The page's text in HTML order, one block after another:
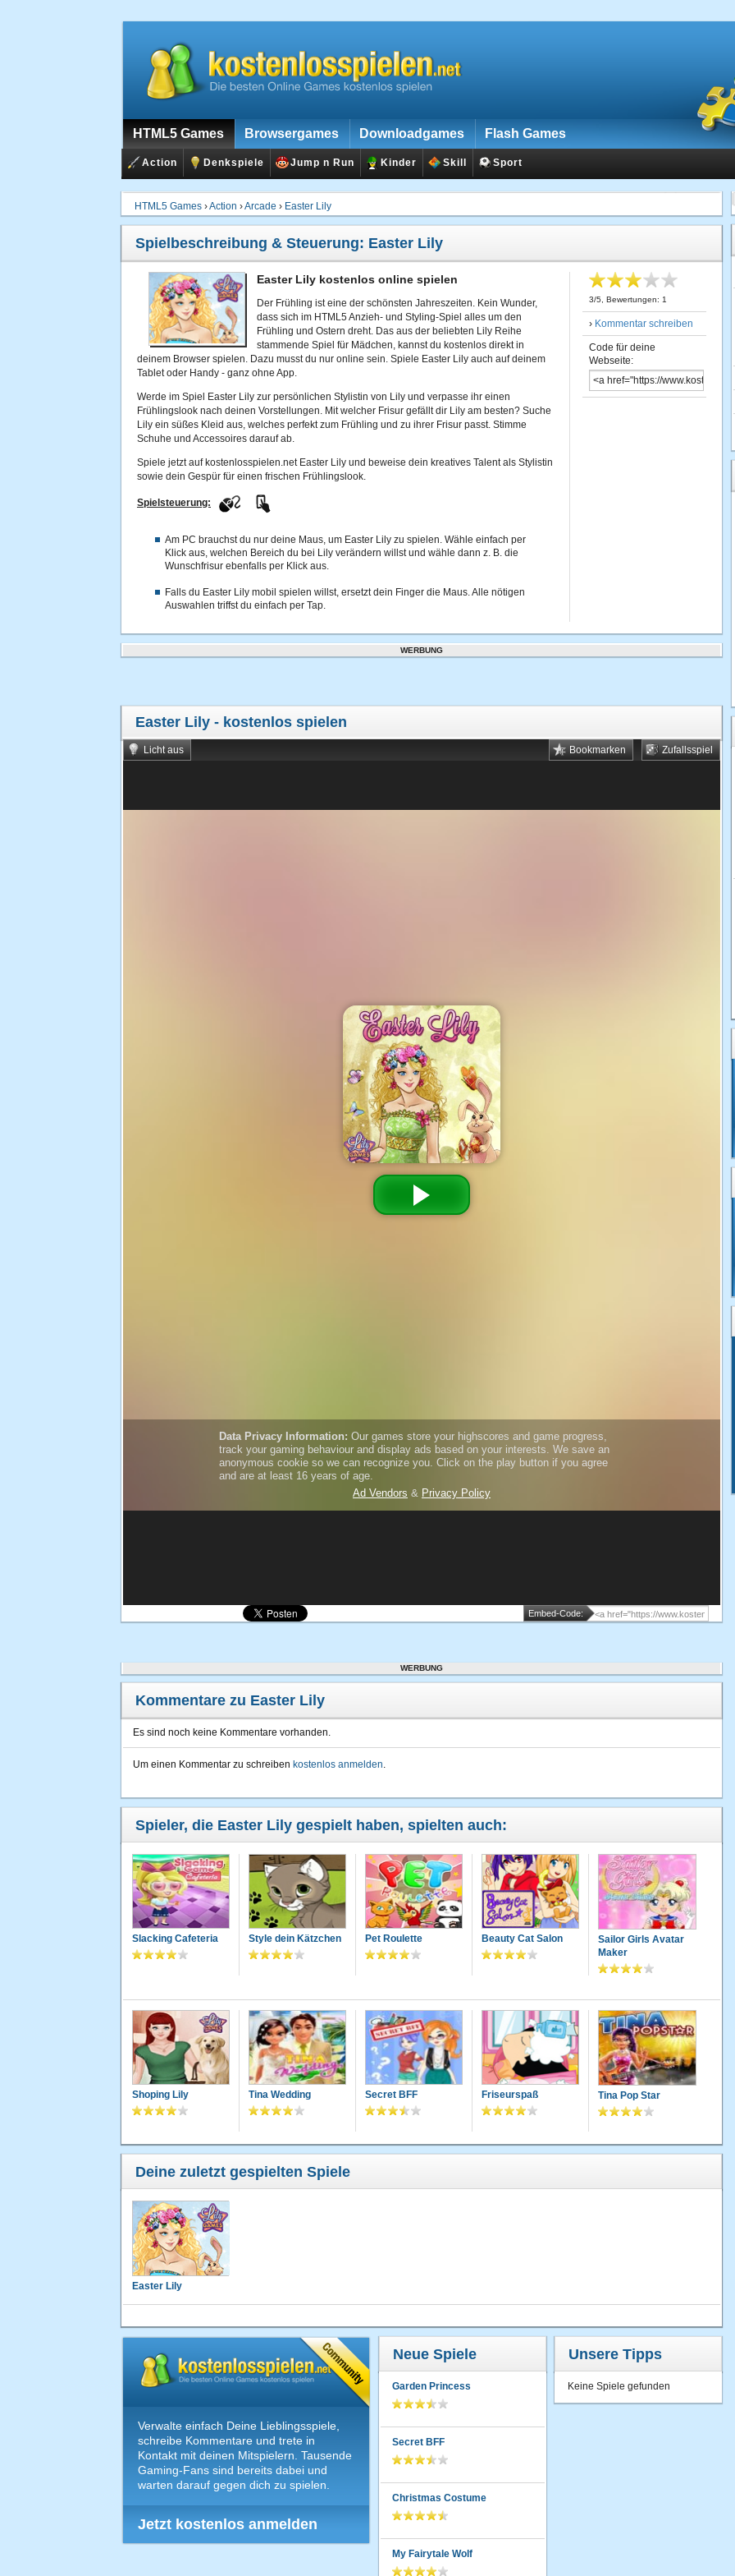
HTML5 Games Browsergames Downloadgames Flash Games
Action Denkspiele Jump n Run Kinder Skill Sport
HTML5 Games ›Action ›Arcade › Easter Lily
Spielbeschreibung & Steuerung: Easter Lily
Easter Lily kostenlos online spielen
Der Frühling ist eine der schönsten Jahreszeiten. Kein Wunder,
dass sich im HTML5 Anzieh- und Styling-Spiel alles um den
Frühling und Ostern dreht. Das aus der beliebten Lily Reihe
stammende Spiel für Mädchen, kannst du kostenlos direkt in
deinem Browser spielen. Dazu musst du nur online sein. Spiele Easter Lily auch auf deinem
Tablet oder Handy - ganz ohne App.
Werde im Spiel Easter Lily zur persönlichen Stylistin von Lily und verpasse ihr einen
Frühlingslook nach deinen Vorstellungen. Mit welcher Frisur gefällt dir Lily am besten? Suche
Lily ein süßes Kleid aus, welches perfekt zum Frühling und zu ihrer Frisur passt. Stimme
Schuhe und Accessoires darauf ab.
Spiele jetzt auf kostenlosspielen.net Easter Lily und beweise dein kreatives Talent als Stylistin
sowie dein Gespür für einen frischen Frühlingslook.
Spielsteuerung:
Am PC brauchst du nur deine Maus, um Easter Lily zu spielen. Wähle einfach per
Klick aus, welchen Bereich du bei Lily verändern willst und wähle dann z. B. die
Wunschfrisur ebenfalls per Klick aus.
Falls du Easter Lily mobil spielen willst, ersetzt dein Finger die Maus. Alle nötigen
Auswahlen triffst du einfach per Tap.
3/5 , Bewertungen: 1
› Kommentar schreiben
Code für deine
Webseite:
WERBUNG
Easter Lily - kostenlos spielen
Licht aus Zufallsspiel
Bookmarken
Embed-Code:
WERBUNG
Kommentare zu Easter Lily
Es sind noch keine Kommentare vorhanden.
Um einen Kommentar zu schreiben kostenlos anmelden.
Spieler, die Easter Lily gespielt haben, spielten auch:
Slacking Cafeteria Style dein Kätzchen Pet Roulette Beauty Cat Salon
Sailor Girls Avatar
Maker
Shoping Lily Tina Wedding Secret BFF Friseurspaß Tina Pop Star
Deine zuletzt gespielten Spiele
Easter Lily
Verwalte einfach Deine Lieblingsspiele,
schreibe Kommentare und trete in
Kontakt mit deinen Mitspielern. Tausende
Gaming-Fans sind bereits dabei und
warten darauf gegen dich zu spielen.
Jetzt kostenlos anmelden
Neue Spiele
Garden Princess
Secret BFF
Christmas Costume
My Fairytale Wolf
Unsere Tipps
Keine Spiele gefunden